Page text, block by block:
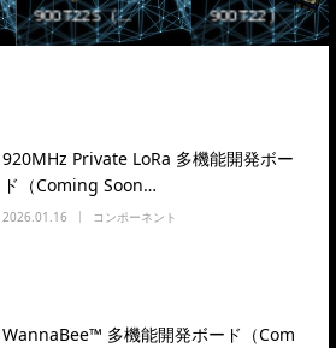
900T22S（…
900T22）
920MHz Private LoRa 多機能開発ボー
ド（Coming Soon…
2026.01.16 コンポーネント
WannaBee™ 多機能開発ボード（Com